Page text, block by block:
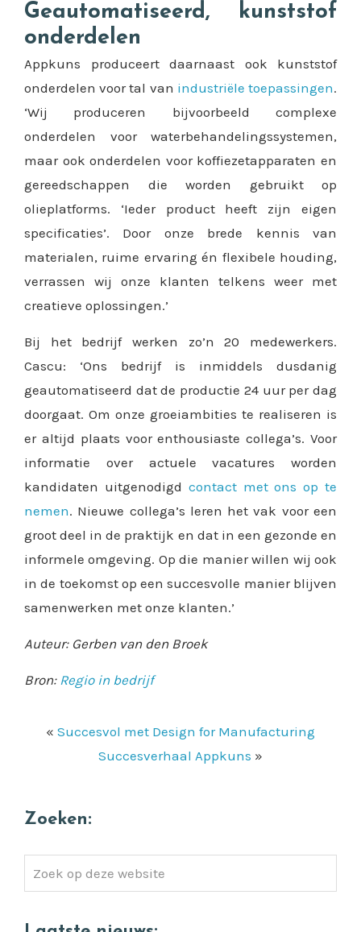
Geautomatiseerd, kunststof
onderdelen
Appkuns produceert daarnaast ook kunststof
onderdelen voor tal van industriële toepassingen.
‘Wij produceren bijvoorbeeld complexe
onderdelen voor waterbehandelingssystemen,
maar ook onderdelen voor koffiezetapparaten en
gereedschappen die worden gebruikt op
olieplatforms. ‘Ieder product heeft zijn eigen
specificaties’. Door onze brede kennis van
materialen, ruime ervaring én flexibele houding,
verrassen wij onze klanten telkens weer met
creatieve oplossingen.’
Bij het bedrijf werken zo’n 20 medewerkers.
Cascu: ‘Ons bedrijf is inmiddels dusdanig
geautomatiseerd dat de productie 24 uur per dag
doorgaat. Om onze groeiambities te realiseren is
er altijd plaats voor enthousiaste collega’s. Voor
informatie over actuele vacatures worden
kandidaten uitgenodigd contact met ons op te
nemen. Nieuwe collega’s leren het vak voor een
groot deel in de praktijk en dat in een gezonde en
informele omgeving. Op die manier willen wij ook
in de toekomst op een succesvolle manier blijven
samenwerken met onze klanten.’
Auteur: Gerben van den Broek
Bron: Regio in bedrijf
« Succesvol met Design for Manufacturing
Succesverhaal Appkuns »
Zoeken:
Zoek
op